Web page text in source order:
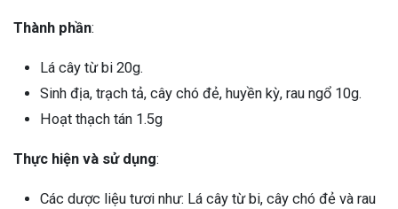
Thành phần:
Lá cây từ bi 20g.
Sinh địa, trạch tả, cây chó đẻ, huyền kỳ, rau ngổ 10g.
Hoạt thạch tán 1.5g
Thực hiện và sử dụng:
Các dược liệu tươi như: Lá cây từ bi, cây chó đẻ và rau